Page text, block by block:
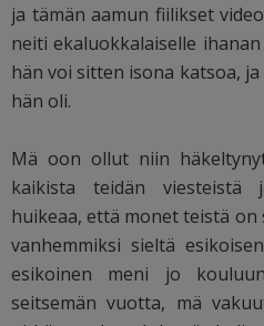
ja tämän aamun fiilikset
neiti ekaluokkalaiselle
hän voi sitten isona katsoa,
hän oli.
Mä oon ollut niin
kaikista teidän viesteistä
huikeaa, että monet teistä on
vanhemmiksi sieltä
esikoinen meni jo
seitsemän vuotta, mä